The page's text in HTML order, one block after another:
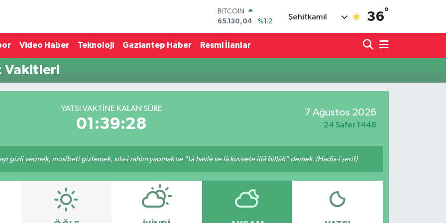
BITCOIN
65.130,04
%1.2
DOLAR
47,7106
64,4046
%0.35
GRAM ALTIN
Şehitkamil 36°
Video Haber Teknoloji Gaziantep Haber Resmi İlanlar
Vakitleri
YATSI VAKTINE KALAN SÜRE
01:39:28
7 Ağustos 2026
24 Safer 1448
gizli vermek, musibeti gizlemek, sıla-i rahim yapmak ve "Lâ havle ve lâ kuvvete illâ billâh" demek. (Hadis-i şerif)